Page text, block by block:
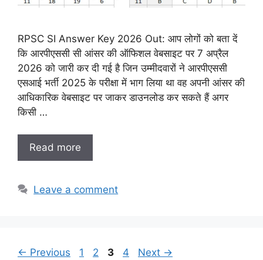
RPSC SI Answer Key 2026 Out: आप लोगों को बता दें
कि आरपीएससी सी आंसर की ऑफिशल वेबसाइट पर 7 अप्रैल
2026 को जारी कर दी गई है जिन उम्मीदवारों ने आरपीएससी
एसआई भर्ती 2025 के परीक्षा में भाग लिया था वह अपनी आंसर की
आधिकारिक वेबसाइट पर जाकर डाउनलोड कर सकते हैं अगर
किसी …
Read more
Leave a comment
← Previous Page
1 Page
2 Page
3 Page
4 Next →